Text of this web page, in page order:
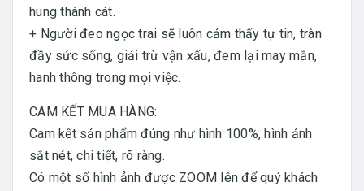
hung thành cát.
+ Người đeo ngọc trai sẽ luôn cảm thấy tự tin, tràn
đầy sức sống, giải trừ vận xấu, đem lại may mắn,
hanh thông trong mọi việc.
CAM KẾT MUA HÀNG:
Cam kết sản phẩm đúng như hình 100%, hình ảnh
sắt nét, chi tiết, rõ ràng.
Có một số hình ảnh được ZOOM lên để quý khách